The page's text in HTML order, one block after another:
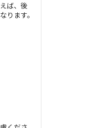
ば、後
ります。